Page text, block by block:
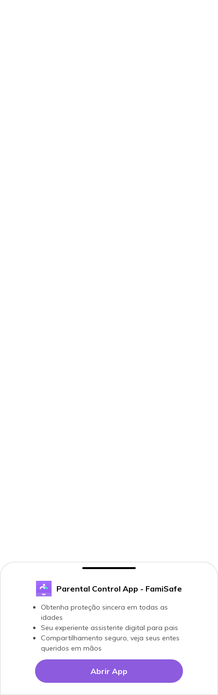
Parental Control App - FamiSafe
Obtenha proteção sincera em todas as
idades
Seu experiente assistente digital para pais
Compartilhamento seguro, veja seus entes
queridos em mãos
Abrir App